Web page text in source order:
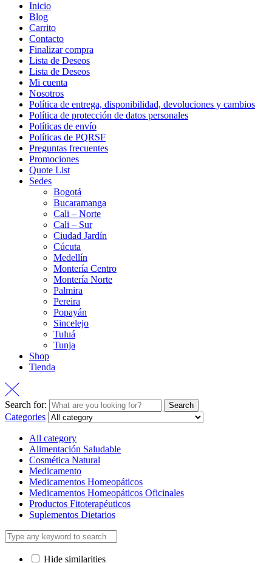
Inicio
Blog
Carrito
Contacto
Finalizar compra
Lista de Deseos
Lista de Deseos
Mi cuenta
Nosotros
Política de entrega, disponibilidad, devoluciones y cambios
Política de protección de datos personales
Políticas de envío
Políticas de PQRSF
Preguntas frecuentes
Promociones
Quote List
Sedes
Bogotá
Bucaramanga
Cali – Norte
Cali – Sur
Ciudad Jardín
Cúcuta
Medellín
Montería Centro
Montería Norte
Palmira
Pereira
Popayán
Sincelejo
Tuluá
Tunja
Shop
Tienda
Search for: Search
Categories
All category
Alimentación Saludable
Cosmética Natural
Medicamento
Medicamentos Homeopáticos
Medicamentos Homeopáticos Oficinales
Productos Fitoterapéuticos
Suplementos Dietarios
Hide similarities